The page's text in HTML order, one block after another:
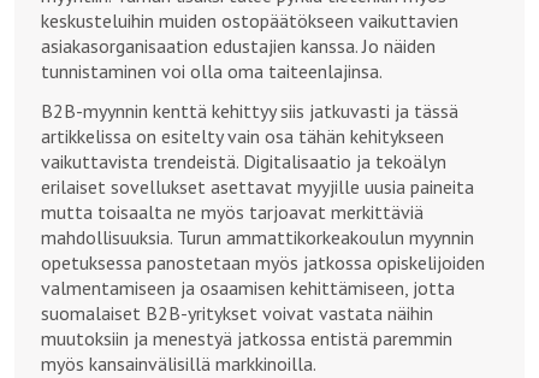
keskusteluihin muiden ostopäätökseen vaikuttavien
asiakasorganisaation edustajien kanssa. Jo näiden
tunnistaminen voi olla oma taiteenlajinsa.
B2B-myynnin kenttä kehittyy siis jatkuvasti ja tässä
artikkelissa on esitelty vain osa tähän kehitykseen
vaikuttavista trendeistä. Digitalisaatio ja tekoälyn
erilaiset sovellukset asettavat myyjille uusia paineita
mutta toisaalta ne myös tarjoavat merkittäviä
mahdollisuuksia. Turun ammattikorkeakoulun myynnin
opetuksessa panostetaan myös jatkossa opiskelijoiden
valmentamiseen ja osaamisen kehittämiseen, jotta
suomalaiset B2B-yritykset voivat vastata näihin
muutoksiin ja menestyä jatkossa entistä paremmin
myös kansainvälisillä markkinoilla.